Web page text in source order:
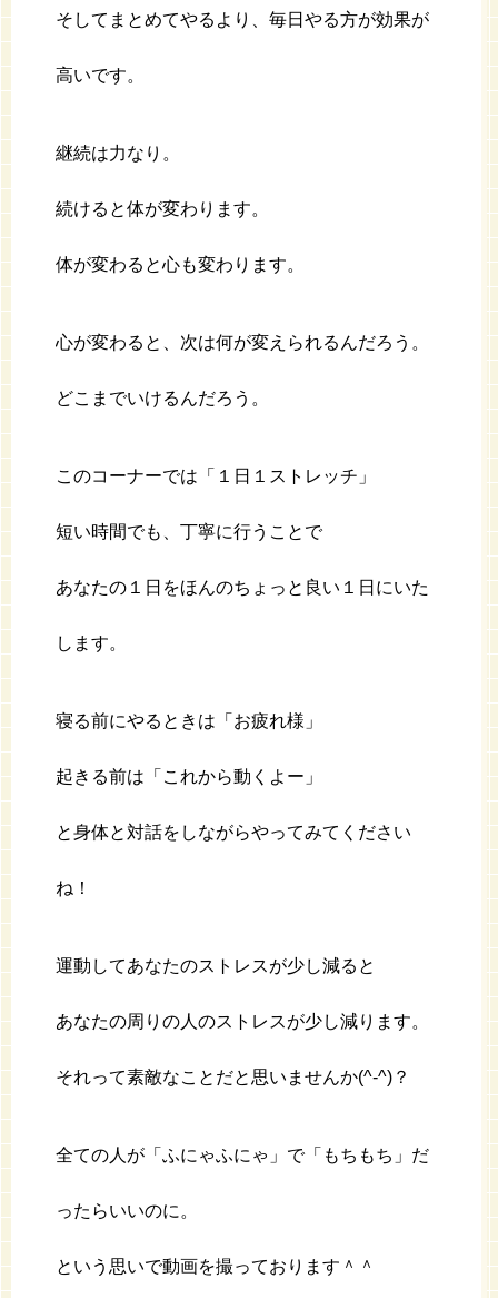
そしてまとめてやるより、毎日やる方が効果が
高いです。
継続は力なり。
続けると体が変わります。
体が変わると心も変わります。
心が変わると、次は何が変えられるんだろう。
どこまでいけるんだろう。
このコーナーでは「１日１ストレッチ」
短い時間でも、丁寧に行うことで
あなたの１日をほんのちょっと良い１日にいた
します。
寝る前にやるときは「お疲れ様」
起きる前は「これから動くよー」
と身体と対話をしながらやってみてください
ね！
運動してあなたのストレスが少し減ると
あなたの周りの人のストレスが少し減ります。
それって素敵なことだと思いませんか(^-^)？
全ての人が「ふにゃふにゃ」で「もちもち」だ
ったらいいのに。
という思いで動画を撮っております＾＾